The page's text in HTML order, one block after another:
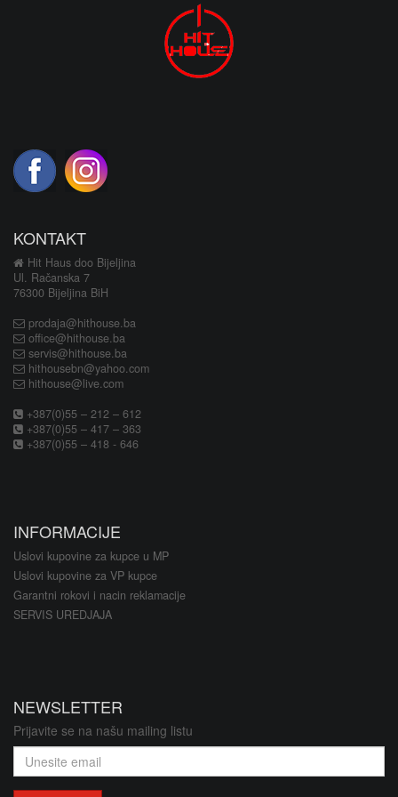
KONTAKT
Hit Haus doo Bijeljina
Ul. Račanska 7
76300 Bijeljina BiH
prodaja@hithouse.ba
office@hithouse.ba
servis@hithouse.ba
hithousebn@yahoo.com
hithouse@live.com
+387(0)55 – 212 – 612
+387(0)55 – 417 – 363
+387(0)55 – 418 - 646
INFORMACIJE
Uslovi kupovine za kupce u MP
Uslovi kupovine za VP kupce
Garantni rokovi i nacin reklamacije
SERVIS UREDJAJA
NEWSLETTER
Prijavite se na našu mailing listu